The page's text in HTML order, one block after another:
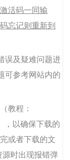
活码一同输
忘记则重新到
误及疑难问题进
可参考网站内的
教程：
，以确保下载的
或者下载的文
时出现报错弹